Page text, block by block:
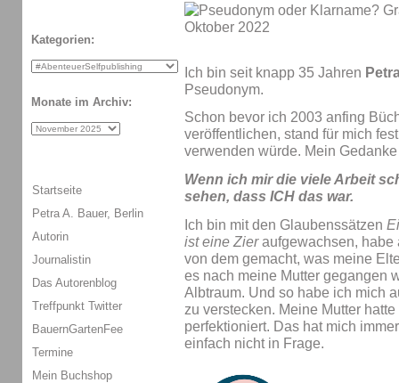
Ich bin seit knapp 35 Jahren
Pseudonym.
Schon bevor ich 2003 anfing
veröffentlichen, stand für mich
verwenden würde. Mein
Wenn ich mir die viele Arbeit
sehen, dass ICH das war.
Ich bin mit den Glaubenssätzen
ist eine Zieraufgewachsen, habe
von dem gemacht, was meine
es nach meine Mutter gegangen
Albtraum. Und so habe ich mich
zu verstecken. Meine Mutter
perfektioniert. Das hat mich
einfach nicht in Frage.
Kategorien:
Monate im Archiv:
Startseite
Petra A. Bauer, Berlin
Autorin
Journalistin
Das Autorenblog
Treffpunkt Twitter
BauernGartenFee
Termine
Mein Buchshop